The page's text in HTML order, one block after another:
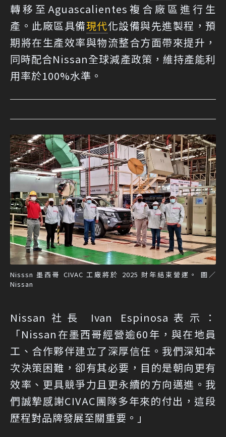
轉移至Aguascalientes複合廠區進行生
產。此廠區具備現代化設備與先進製程，預
期將在生產效率與物流整合方面帶來提升，
同時配合Nissan全球減產政策，維持產能利
用率於100%水準。
Nisssn 墨西哥 CIVAC 工廠將於 2025 財年結束營運。 圖／
Nissan
Nissan社長 Ivan Espinosa表示：
「Nissan在墨西哥經營逾60年，與在地員
工、合作夥伴建立了深厚信任。我們深知本
次決策困難，卻有其必要，目的是朝向更有
效率、更具競爭力且更永續的方向邁進。我
們誠摯感謝CIVAC團隊多年來的付出，這段
歷程對品牌發展至關重要。」